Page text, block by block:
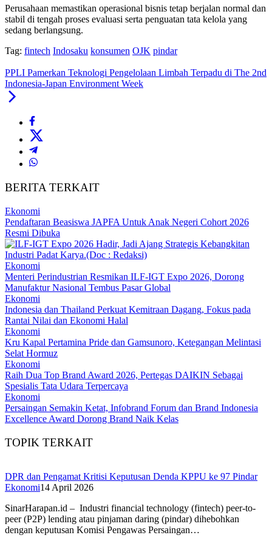
Perusahaan memastikan operasional bisnis tetap berjalan normal dan
stabil di tengah proses evaluasi serta penguatan tata kelola yang
sedang berlangsung.
Tag: fintech Indosaku konsumen OJK pindar
PPLI Pamerkan Teknologi Pengelolaan Limbah Terpadu di The 2nd
Indonesia-Japan Environment Week
BERITA TERKAIT
Ekonomi
Pendaftaran Beasiswa JAPFA Untuk Anak Negeri Cohort 2026
Resmi Dibuka
Ekonomi
Menteri Perindustrian Resmikan ILF-IGT Expo 2026, Dorong
Manufaktur Nasional Tembus Pasar Global
Ekonomi
Indonesia dan Thailand Perkuat Kemitraan Dagang, Fokus pada
Rantai Nilai dan Ekonomi Halal
Ekonomi
Kru Kapal Pertamina Pride dan Gamsunoro, Ketegangan Melintasi
Selat Hormuz
Ekonomi
Raih Dua Top Brand Award 2026, Pertegas DAIKIN Sebagai
Spesialis Tata Udara Terpercaya
Ekonomi
Persaingan Semakin Ketat, Infobrand Forum dan Brand Indonesia
Excellence Award Dorong Brand Naik Kelas
TOPIK TERKAIT
DPR dan Pengamat Kritisi Keputusan Denda KPPU ke 97 Pindar
Ekonomi14 April 2026
SinarHarapan.id – Industri financial technology (fintech) peer-to-
peer (P2P) lending atau pinjaman daring (pindar) dihebohkan
dengan keputusan Komisi Pengawas Persaingan…